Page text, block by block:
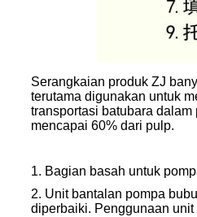
Serangkaian produk ZJ
terutama digunakan untuk
transportasi batubara
mencapai 60% dari pulp.
1. Bagian basah untuk
2. Unit bantalan pompa
diperbaiki. Penggunaan unit